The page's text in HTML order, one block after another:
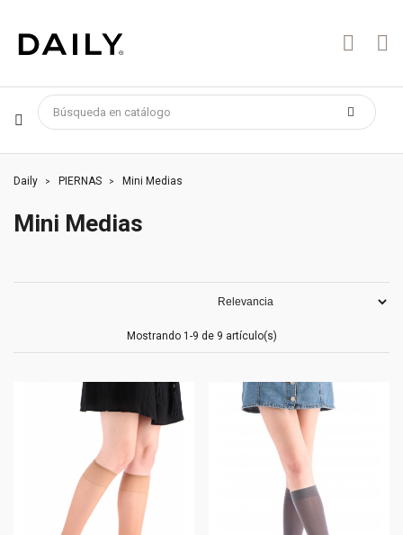
Daily PIERNAS Mini Medias
Mini Medias
Mostrando 1-9 de 9 artículo(s)